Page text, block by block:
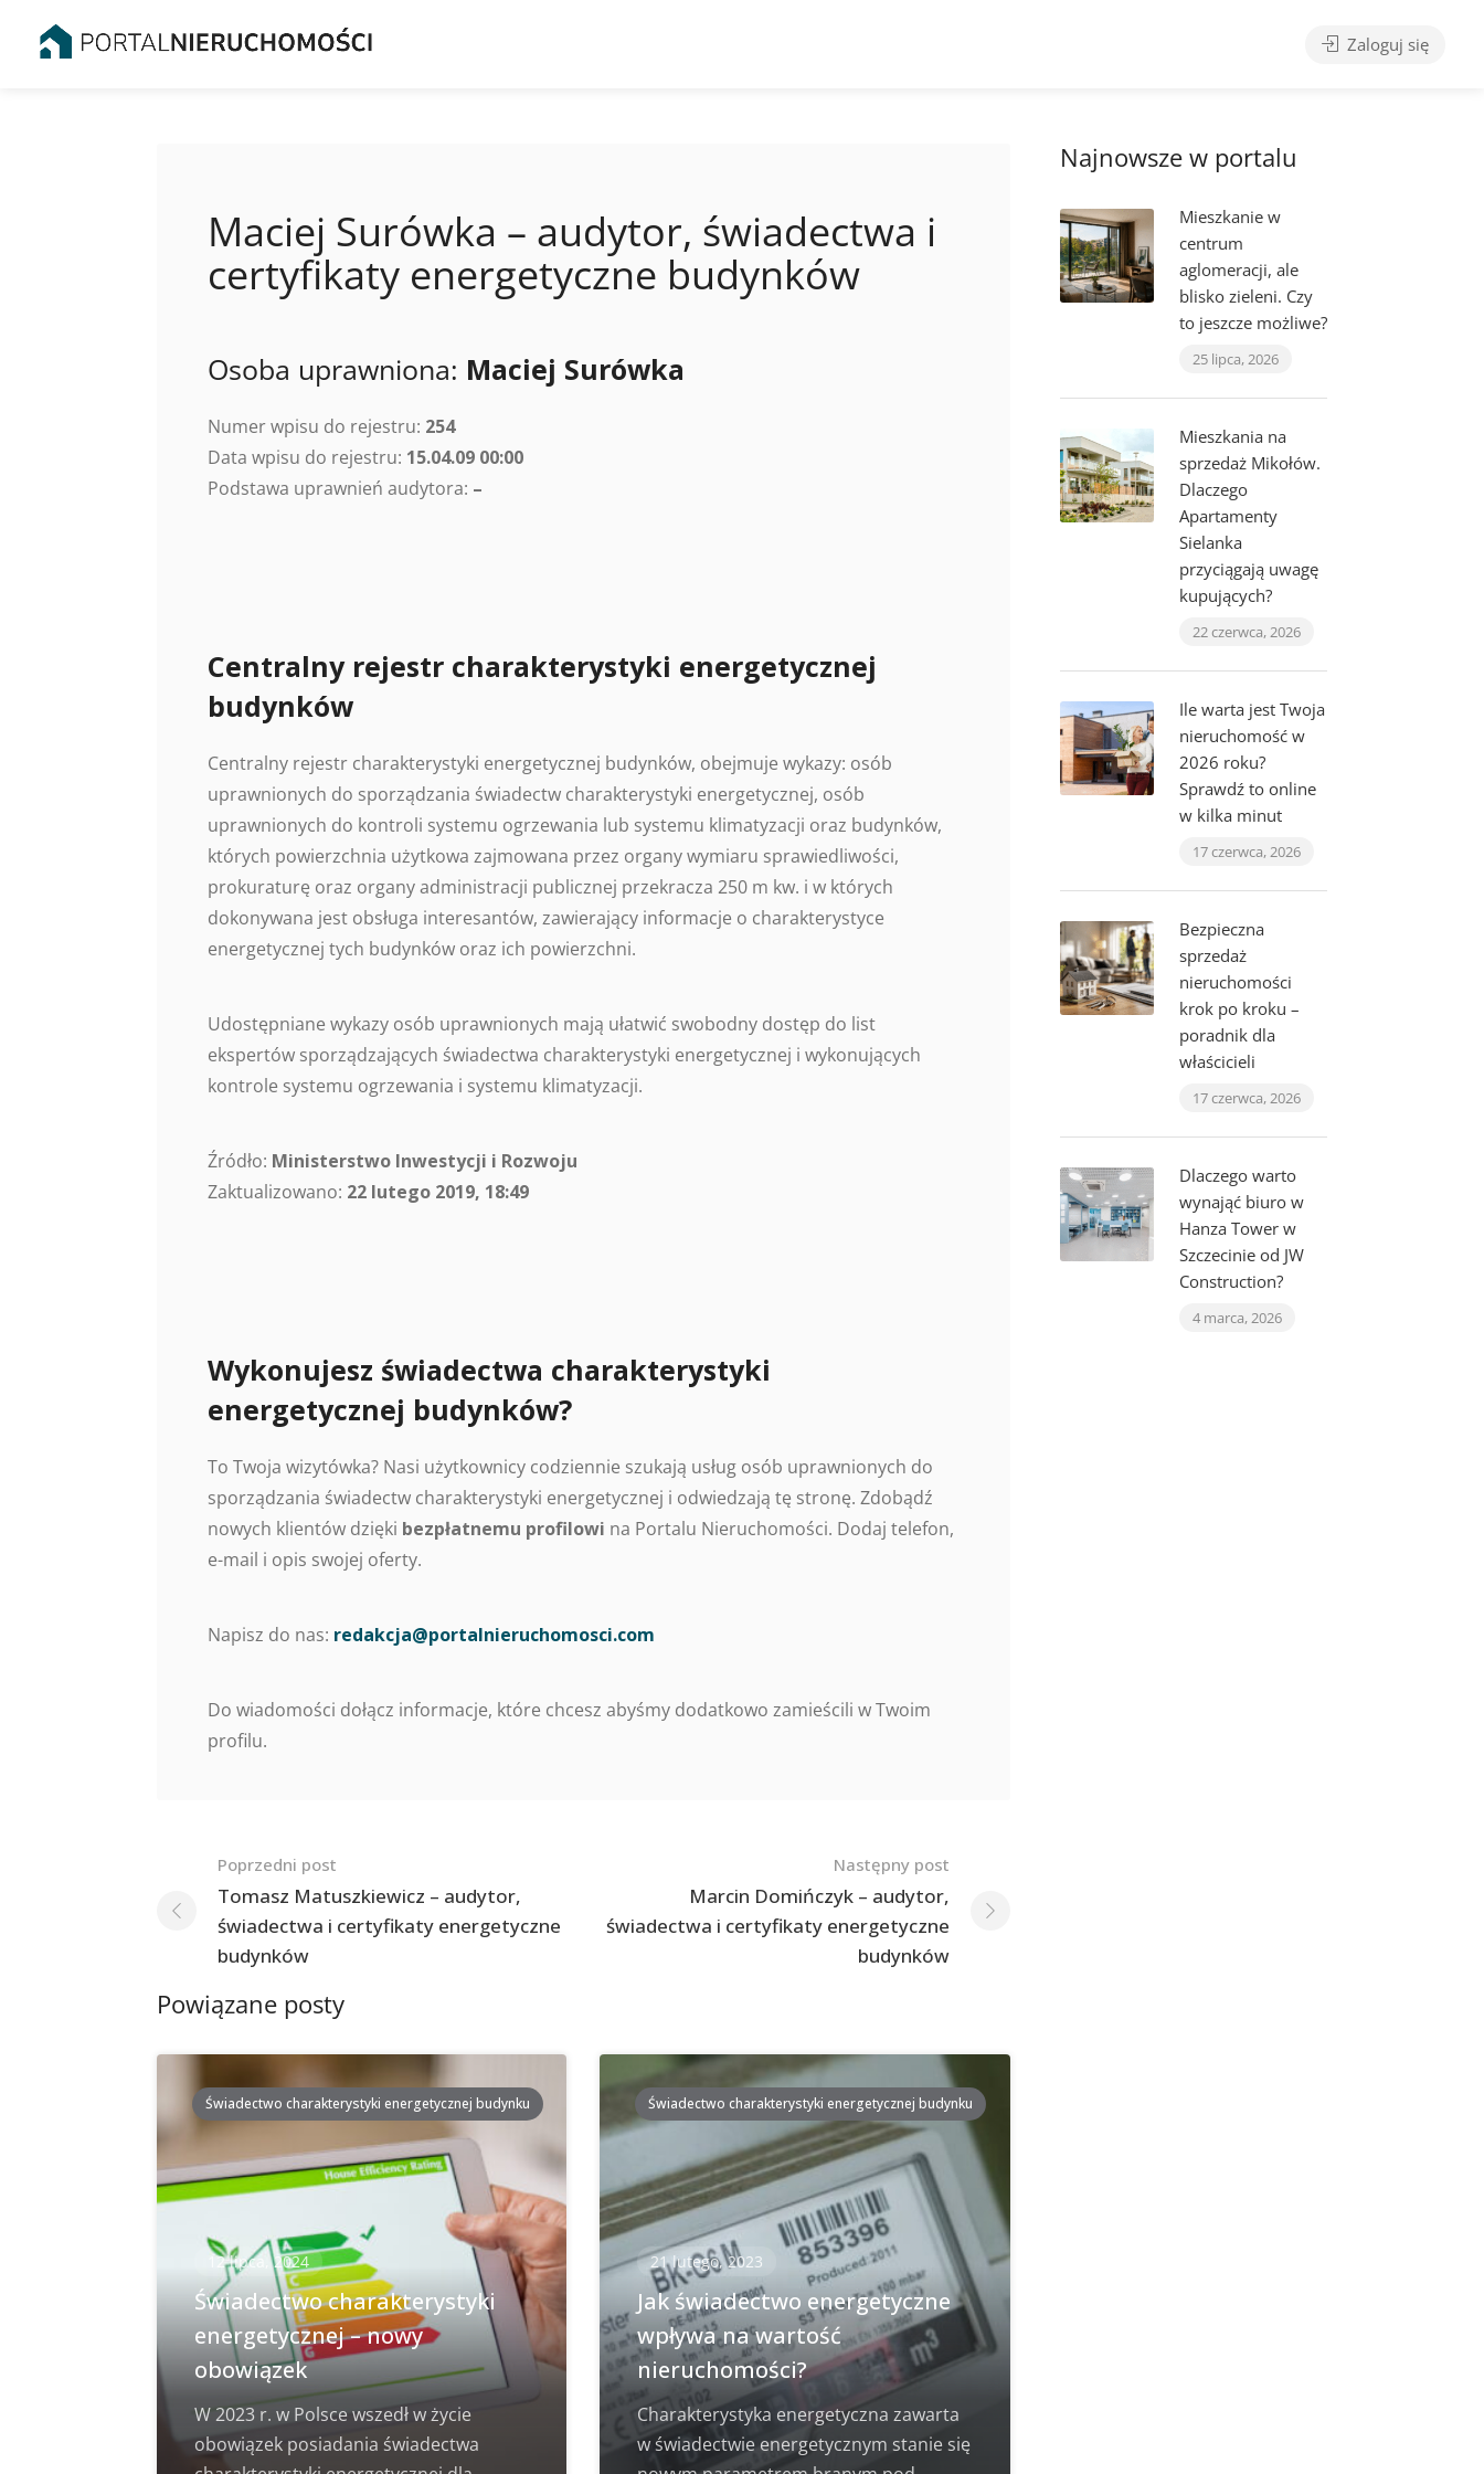
Zaloguj się
Maciej Surówka – audytor, świadectwa i
certyfikaty energetyczne budynków
Osoba uprawniona: Maciej Surówka
Numer wpisu do rejestru: 254
Data wpisu do rejestru: 15.04.09 00:00
Podstawa uprawnień audytora: –
Centralny rejestr charakterystyki energetycznej
budynków
Centralny rejestr charakterystyki energetycznej budynków, obejmuje wykazy: osób
uprawnionych do sporządzania świadectw charakterystyki energetycznej, osób
uprawnionych do kontroli systemu ogrzewania lub systemu klimatyzacji oraz budynków,
których powierzchnia użytkowa zajmowana przez organy wymiaru sprawiedliwości,
prokuraturę oraz organy administracji publicznej przekracza 250 m kw. i w których
dokonywana jest obsługa interesantów, zawierający informacje o charakterystyce
energetycznej tych budynków oraz ich powierzchni.
Udostępniane wykazy osób uprawnionych mają ułatwić swobodny dostęp do list
ekspertów sporządzających świadectwa charakterystyki energetycznej i wykonujących
kontrole systemu ogrzewania i systemu klimatyzacji.
Źródło: Ministerstwo Inwestycji i Rozwoju
Zaktualizowano: 22 lutego 2019, 18:49
Wykonujesz świadectwa charakterystyki
energetycznej budynków?
To Twoja wizytówka? Nasi użytkownicy codziennie szukają usług osób uprawnionych do
sporządzania świadectw charakterystyki energetycznej i odwiedzają tę stronę. Zdobądź
nowych klientów dzięki bezpłatnemu profilowi na Portalu Nieruchomości. Dodaj telefon,
e-mail i opis swojej oferty.
Napisz do nas: redakcja@portalnieruchomosci.com
Do wiadomości dołącz informacje, które chcesz abyśmy dodatkowo zamieścili w Twoim
profilu.
Nawigacja
po
postach
Poprzedni post
Tomasz Matuszkiewicz – audytor,
świadectwa i certyfikaty energetyczne
budynków
Następny post
Marcin Domińczyk – audytor,
świadectwa i certyfikaty energetyczne
budynków
Powiązane posty
Świadectwo charakterystyki energetycznej budynku
12 lipca, 2024
Świadectwo charakterystyki
energetycznej – nowy
obowiązek
W 2023 r. w Polsce wszedł w życie
obowiązek posiadania świadectwa
Świadectwo charakterystyki energetycznej budynku
21 lutego, 2023
Jak świadectwo energetyczne
wpływa na wartość
nieruchomości?
Charakterystyka energetyczna zawarta
w świadectwie energetycznym stanie się
Najnowsze w portalu
Mieszkanie w
centrum
aglomeracji, ale
blisko zieleni. Czy
to jeszcze możliwe?
25 lipca, 2026
Mieszkania na
sprzedaż Mikołów.
Dlaczego
Apartamenty
Sielanka
przyciągają uwagę
kupujących?
22 czerwca, 2026
Ile warta jest Twoja
nieruchomość w
2026 roku?
Sprawdź to online
w kilka minut
17 czerwca, 2026
Bezpieczna
sprzedaż
nieruchomości
krok po kroku –
poradnik dla
właścicieli
17 czerwca, 2026
Dlaczego warto
wynająć biuro w
Hanza Tower w
Szczecinie od JW
Construction?
4 marca, 2026